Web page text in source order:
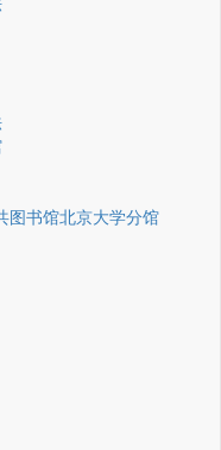
图书馆北京大学分馆